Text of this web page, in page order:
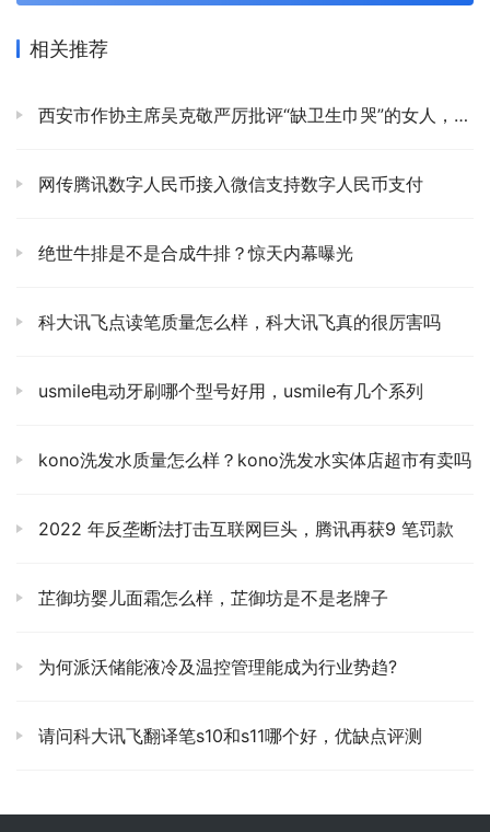
相关推荐
西安市作协主席吴克敬严厉批评“缺卫生巾哭”的女人，别人会不习惯你
网传腾讯数字人民币接入微信支持数字人民币支付
绝世牛排是不是合成牛排？惊天内幕曝光
科大讯飞点读笔质量怎么样，科大讯飞真的很厉害吗
usmile电动牙刷哪个型号好用，usmile有几个系列
kono洗发水质量怎么样？kono洗发水实体店超市有卖吗
2022 年反垄断法打击互联网巨头，腾讯再获9 笔罚款
芷御坊婴儿面霜怎么样，芷御坊是不是老牌子
为何派沃储能液冷及温控管理能成为行业势趋?
请问科大讯飞翻译笔s10和s11哪个好，优缺点评测